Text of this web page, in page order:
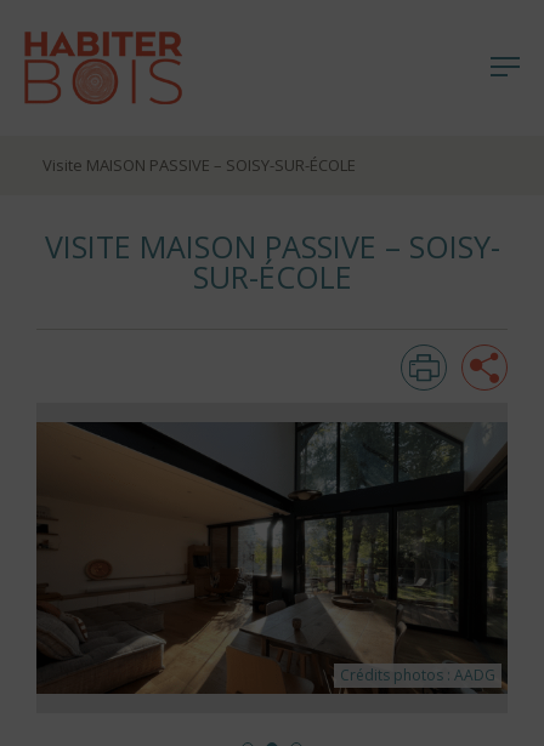
Visite MAISON PASSIVE – SOISY-SUR-ÉCOLE
VISITE MAISON PASSIVE – SOISY-
SUR-ÉCOLE
Crédits photos : AADG